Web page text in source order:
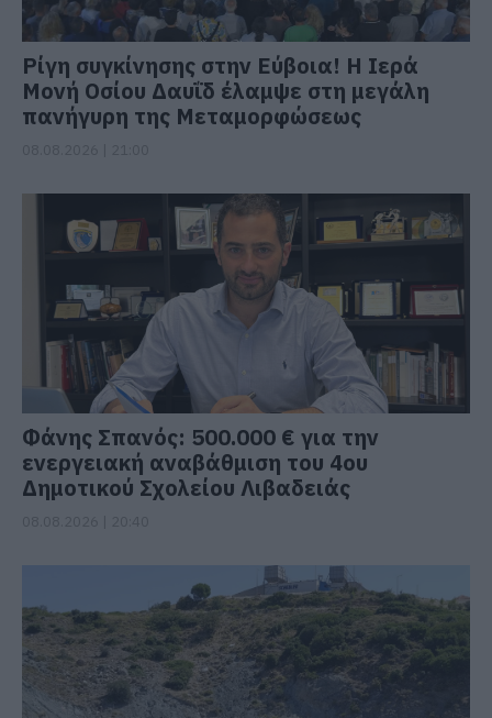
Ρίγη συγκίνησης στην Εύβοια! Η Ιερά
Μονή Οσίου Δαυΐδ έλαμψε στη μεγάλη
πανήγυρη της Μεταμορφώσεως
Φάνης Σπανός: 500.000 € για την
ενεργειακή αναβάθμιση του 4ου
Δημοτικού Σχολείου Λιβαδειάς